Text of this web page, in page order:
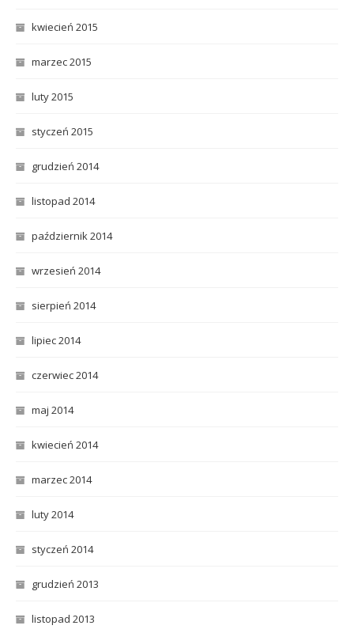
kwiecień 2015
marzec 2015
luty 2015
styczeń 2015
grudzień 2014
listopad 2014
październik 2014
wrzesień 2014
sierpień 2014
lipiec 2014
czerwiec 2014
maj 2014
kwiecień 2014
marzec 2014
luty 2014
styczeń 2014
grudzień 2013
listopad 2013